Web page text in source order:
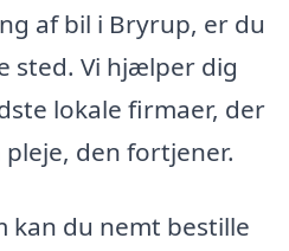
af bil i Bryrup, er du
sted. Vi hjælper dig
lokale firmaer, der
den fortjener.
kan du nemt bestille